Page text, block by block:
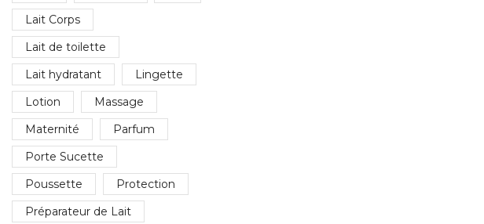
Lait Corps
Lait de toilette
Lait hydratant
Lingette
Lotion
Massage
Maternité
Parfum
Porte Sucette
Poussette
Protection
Préparateur de Lait